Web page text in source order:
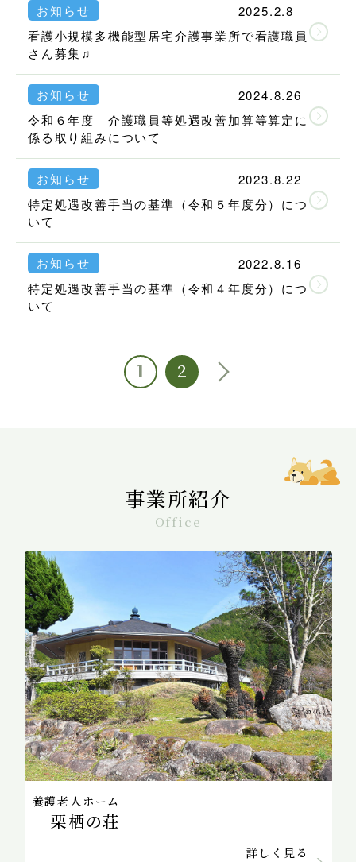
お知らせ
2025.2.8
看護小規模多機能型居宅介護事業所で看護職員
さん募集♫
お知らせ
2024.8.26
令和６年度 介護職員等処遇改善加算等算定に
係る取り組みについて
お知らせ
2023.8.22
特定処遇改善手当の基準（令和５年度分）につ
いて
お知らせ
2022.8.16
特定処遇改善手当の基準（令和４年度分）につ
いて
1 2
事業所紹介
Office
養護老人ホーム
栗栖の荘
詳しく見る